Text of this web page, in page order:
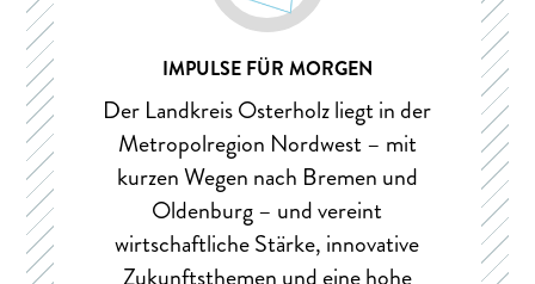
IMPULSE FÜR MORGEN
Der Landkreis Osterholz liegt in der
Metropolregion Nordwest – mit
kurzen Wegen nach Bremen und
Oldenburg – und vereint
wirtschaftliche Stärke, innovative